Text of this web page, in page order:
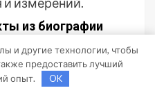
из биографии
отметить?
в маленьком
самого детства
и другие технологии, чтобы
предоставить лучший
опыт.
OK